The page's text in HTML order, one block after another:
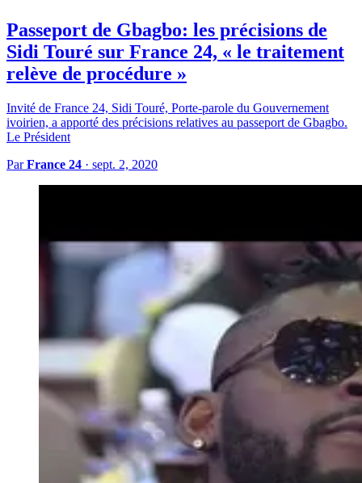
Passeport de Gbagbo: les précisions de
Sidi Touré sur France 24, « le traitement
relève de procédure »
Invité de France 24, Sidi Touré, Porte-parole du Gouvernement
ivoirien, a apporté des précisions relatives au passeport de Gbagbo.
Le Président
ParFrance 24 · sept. 2, 2020